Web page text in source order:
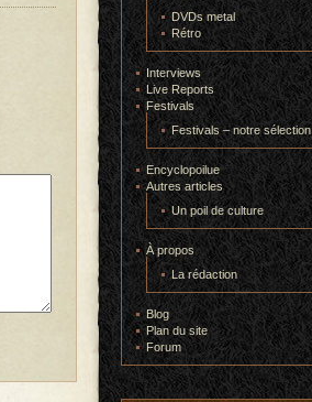
DVDs metal
Rétro
Interviews
Live Reports
Festivals
Festivals – notre sélection
Encyclopoilue
Autres articles
Un poil de culture
À propos
La rédaction
Blog
Plan du site
Forum